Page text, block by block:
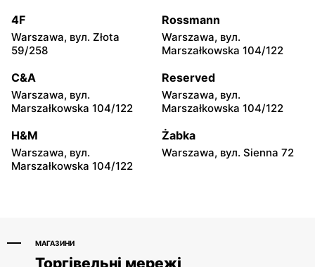
Wiślana 32E
280
Groszek
II 108
Groszek
Wojska Polskiego 114
Groszek
Ignacego Krasickiego 79a/1
Groszek
Rumiankowa 18
Groszek Groszek
4F
Warszawa, вул. Złota
59/258
Rossmann
Warszawa, вул.
Marszałkowska 104/122
C&A
Warszawa, вул.
Marszałkowska 104/122
Reserved
Warszawa, вул.
Marszałkowska 104/122
H&M
Warszawa, вул.
Marszałkowska 104/122
Żabka
Warszawa, вул. Sienna 72
МАГАЗИНИ
Торгівельні мережі